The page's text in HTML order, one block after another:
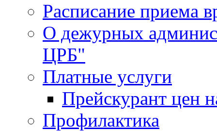
Расписание приема
О дежурных
ЦРБ"
Платные услуги
Прейскурант цен
Профилактика